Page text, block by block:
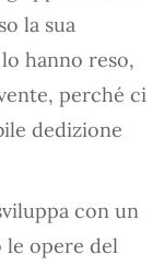
la sua
hanno reso,
perché ci
dedizione
con un
le opere del